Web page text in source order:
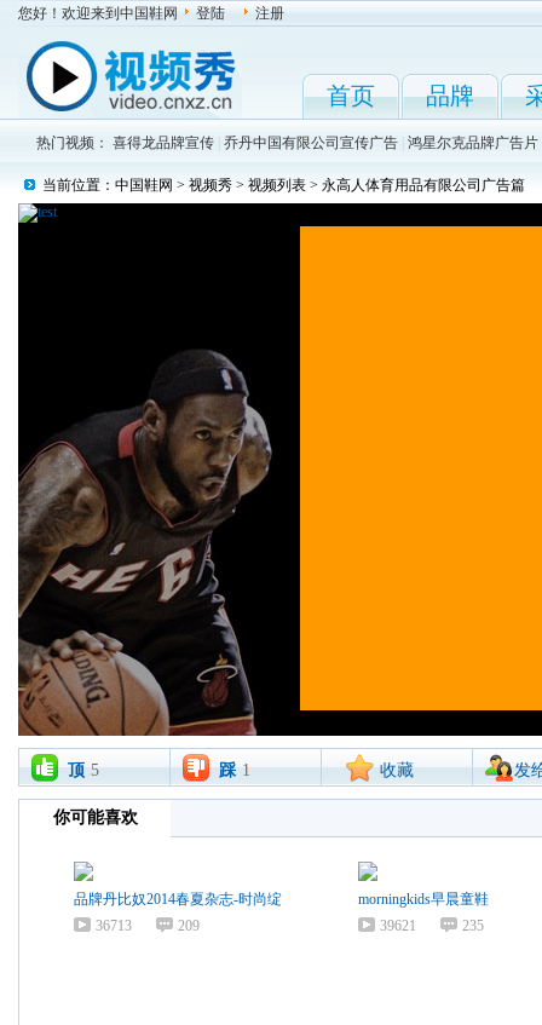
您好！欢迎来到中国鞋网 登陆 注册
首页 品牌
热门视频： 喜得龙品牌宣传 乔丹中国有限公司宣传广告 鸿星尔克品牌广告片
当前位置： 中国鞋网 > 视频秀 > 视频列表 > 永高人体育用品有限公司广告篇
顶 5 踩 1 收藏 发
你可能喜欢
品牌丹比奴2014春夏杂志-时尚绽
36713
209
morningkids早晨童鞋
39621
235